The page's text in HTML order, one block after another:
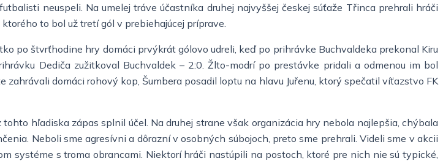
neuspeli. Na umelej tráve účastníka druhej najvyššej českej súťaže Třinca prehrali hráči
to bol už tretí gól v prebiehajúcej príprave.
po štvrťhodine hry domáci prvýkrát gólovo udreli, keď po prihrávke Buchvaldeka prekonal Kiru
Dediča zužitkoval Buchvaldek – 2:0. Žlto-modrí po prestávke pridali a odmenou im bol
domáci rohový kop, Šumbera posadil loptu na hlavu Juřenu, ktorý spečatil víťazstvo FK
hľadiska zápas splnil účel. Na druhej strane však organizácia hry nebola najlepšia, chýbala
Neboli sme agresívni a dôrazní v osobných súbojoch, preto sme prehrali. Videli sme v akcii
systéme s troma obrancami. Niektorí hráči nastúpili na postoch, ktoré pre nich nie sú typické,